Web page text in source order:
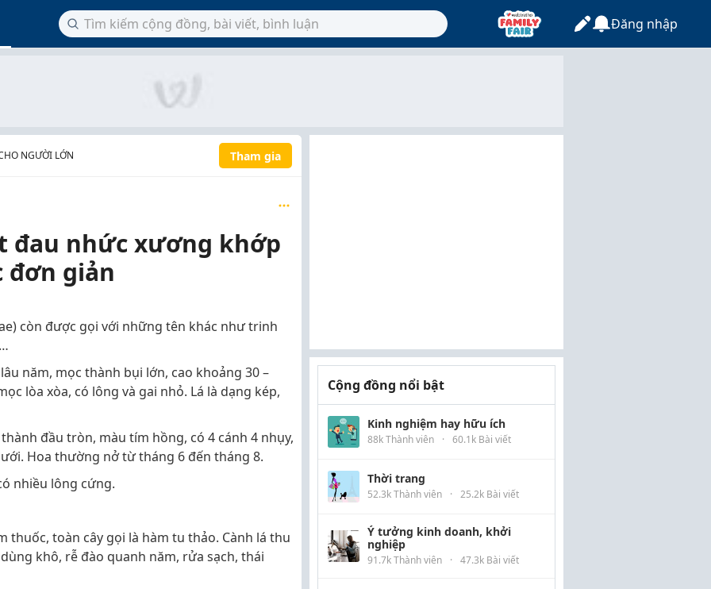
Đăng nhập
NGƯỜI LỚN Tham gia
đau nhức xương khớp
đơn giản
còn được gọi với những tên khác như trinh
năm, mọc thành bụi lớn, cao khoảng 30 –
lòa xòa, có lông và gai nhỏ. Lá là dạng kép,
đầu tròn, màu tím hồng, có 4 cánh 4 nhụy,
Hoa thường nở từ tháng 6 đến tháng 8.
nhiều lông cứng.
thuốc, toàn cây gọi là hàm tu thảo. Cành lá thu
khô, rễ đào quanh năm, rửa sạch, thái
Cộng đồng nổi bật
Kinh nghiệm hay hữu ích
88k Thành viên · 60.1k Bài viết
Thời trang
52.3k Thành viên · 25.2k Bài viết
Ý tưởng kinh doanh, khởi
nghiệp
91.7k Thành viên · 47.3k Bài viết